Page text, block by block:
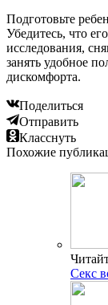
Подготовьте
Убедитесь, что
исследования,
занять удобное
дискомфорта.
Поделиться
Отправить
Класснуть
Похожие
Секс